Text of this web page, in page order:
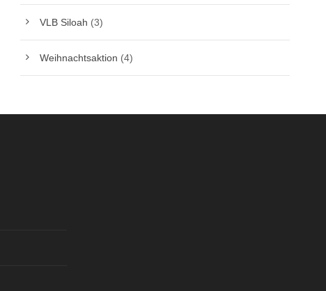
VLB Siloah (3)
Weihnachtsaktion (4)